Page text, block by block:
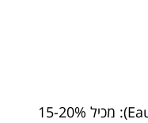
– אדואר פפארפיום (Eau de Parfum): מכיל 15-20%